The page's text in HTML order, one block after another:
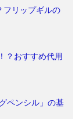
フリップギルの
？おすすめ代用
ペンシル」の基